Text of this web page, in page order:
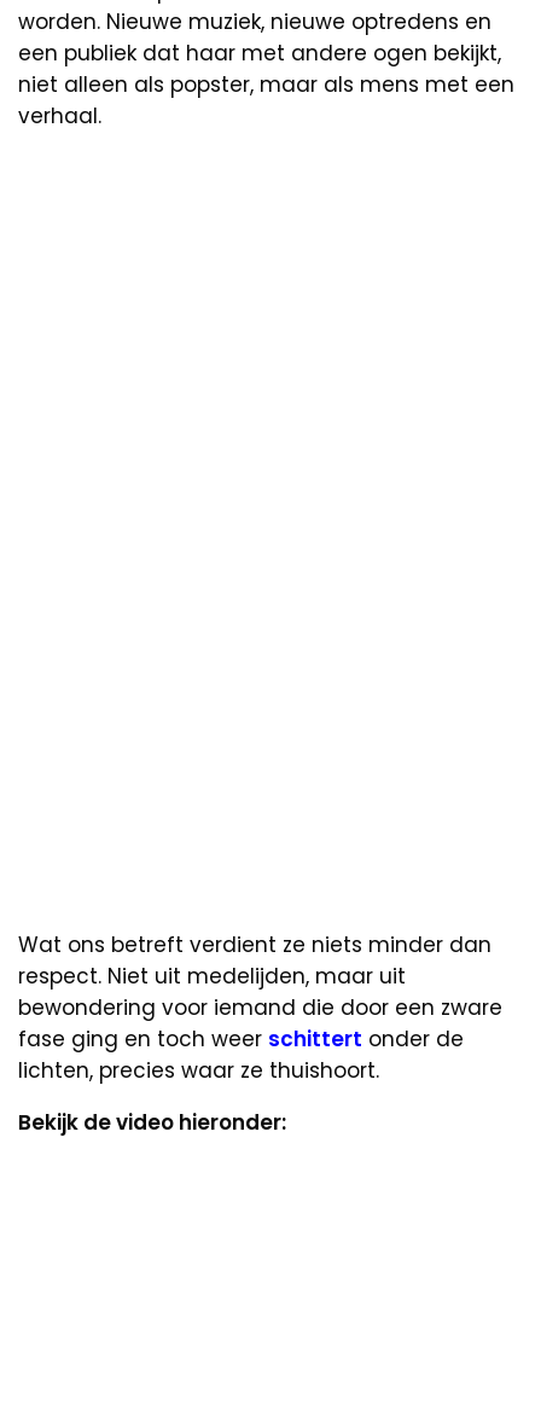
worden. Nieuwe muziek, nieuwe optredens en
een publiek dat haar met andere ogen bekijkt,
niet alleen als popster, maar als mens met een
verhaal.
Wat ons betreft verdient ze niets minder dan
respect. Niet uit medelijden, maar uit
bewondering voor iemand die door een zware
fase ging en toch weer schittert onder de
lichten, precies waar ze thuishoort.
Bekijk de video hieronder: